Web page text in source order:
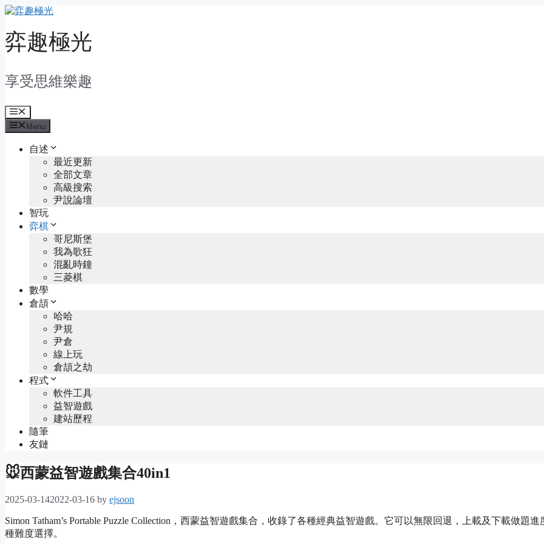
Skip
content
弈趣極光
享受思維樂趣
Menu
Menu
自述
最近更新
全部文章
高級搜索
尹說論壇
智玩
弈棋
哥尼斯堡
我為歌狂
混亂時鐘
三菱棋
數學
倉頡
哈哈
尹規
尹倉
線上玩
倉頡之劫
程式
軟件工具
益智遊戲
建站歷程
隨筆
友鏈
🐭西蒙益智遊戲集合40in1
2025-03-142022-03-16 by ejsoon
Simon Tatham’s Portable Puzzle Collection，西蒙益智遊戲集合，收錄了各種經典益智遊戲。它可以無限回退，上載及下載做題進
種難度選擇。